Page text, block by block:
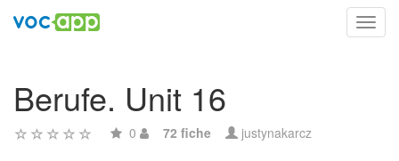
Berufe. Unit 16
0 72 fiche justynakarcz